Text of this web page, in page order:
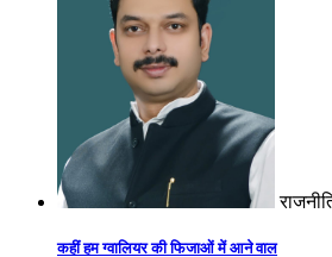
कहीं हम ग्वालियर की फिजाओं में आने वाल